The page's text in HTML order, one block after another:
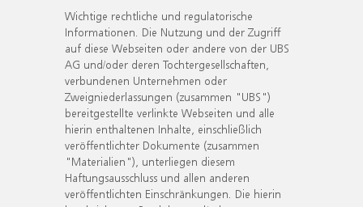
Wichtige rechtliche und regulatorische
Informationen. Die Nutzung und der Zugriff
auf diese Webseiten oder andere von der UBS
AG und/oder deren Tochtergesellschaften,
verbundenen Unternehmen oder
Zweigniederlassungen (zusammen "UBS")
bereitgestellte verlinkte Webseiten und alle
hierin enthaltenen Inhalte, einschließlich
veröffentlichter Dokumente (zusammen
"Materialien"), unterliegen diesem
Haftungsausschluss und allen anderen
veröffentlichten Einschränkungen. Die hierin